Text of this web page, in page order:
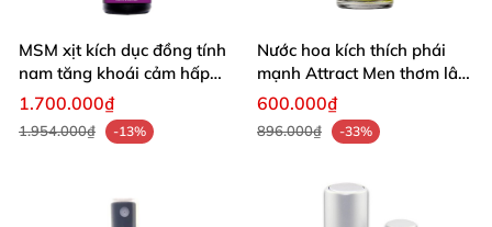
MSM xịt kích dục đồng tính
nam tăng khoái cảm hấp
dẫn phái mạnh
1.700.000₫
1.954.000₫ -13%
Nước hoa kích thích phái
mạnh Attract Men thơm lâu
hấp dẫn
600.000₫
896.000₫ -33%